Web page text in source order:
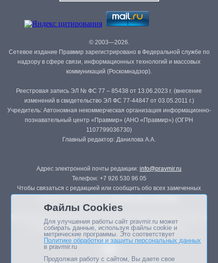
© 2003—2026.
Сетевое издание Правмир зарегистрировано в Федеральной службе по
надзору в сфере связи, информационных технологий и массовых
коммуникаций (Роскомнадзор).
Реестровая запись ЭЛ № ФС 77 – 85438 от 13.06.2023 г. (внесение
изменений в свидетельство ЭЛ ФС 77-44847 от 03.05.2011 г.)
Учредитель: Автономная некоммерческая организация информационно-
познавательный центр «Правмир» (АНО «Правмир») (ОГРН
1107799036730)
Главный редактор: Данилова А.А.
Адрес электронной почты редакции: info@pravmir.ru
Телефон: +7 926 530 96 05
Чтобы связаться с редакцией или сообщить обо всех замеченных
Републикация материалов сайта в печатных изданиях (книгах, прессе)
возможна только с письменного разрешения редакции.
Файлы Cookies
Для улучшения работы сайт pravmir.ru может
собирать данные, используя файлы cookie и
метрические программы. Это соответствует
Политике обработки и защиты персональных данных
в pravmir.ru
Продолжая работу с сайтом, Вы даете свое